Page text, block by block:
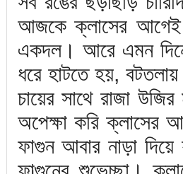
আজকে ক্লাসের আগেই
একদল। আরে এমন
ধরে হাটতে হয়,
চায়ের সাথে রাজা
অপেক্ষা করি ক্লাসের
ফাগুন আবার নাড়া